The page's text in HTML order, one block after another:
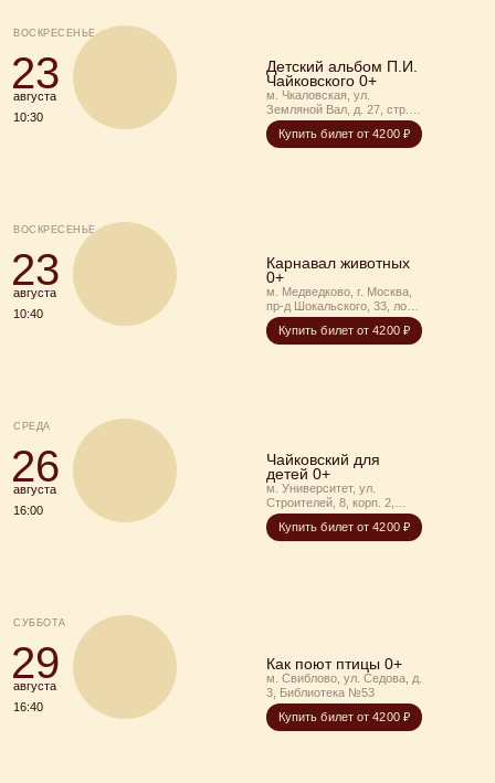
ВОСКРЕСЕНЬЕ
23
августа
10:30
Детский альбом П.И.
Чайковского 0+
м. Чкаловская, ул.
Земляной Вал, д. 27, стр. 3,
Усадьба Толстых-
Борисовских
Купить билет от 4200 ₽
ВОСКРЕСЕНЬЕ
23
августа
10:40
Карнавал животных
0+
м. Медведково, г. Москва,
пр-д Шокальского, 33, лофт
«Домми»
Купить билет от 4200 ₽
СРЕДА
26
августа
16:00
Чайковский для
детей 0+
м. Университет, ул.
Строителей, 8, корп. 2,
Библиотека имени Данте
Алигьери
Купить билет от 4200 ₽
СУББОТА
29
августа
16:40
Как поют птицы 0+
м. Свиблово, ул. Седова, д.
3, Библиотека №53
Купить билет от 4200 ₽